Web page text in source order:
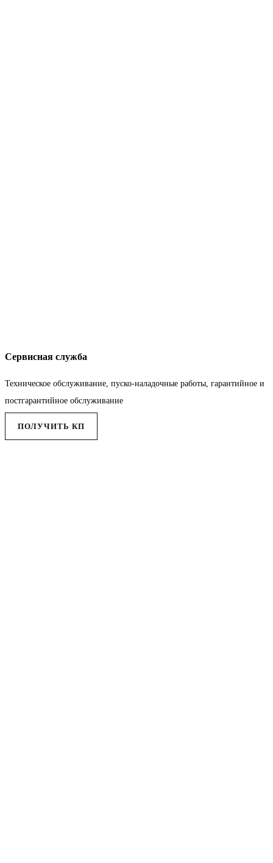
Сервисная служба
Техническое обслуживание, пуско-наладочные работы, гарантийное и
постгарантийное обслуживание
ПОЛУЧИТЬ КП